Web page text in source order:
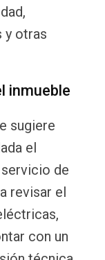
y otras
inmueble
sugiere
el
de
revisar el
con un